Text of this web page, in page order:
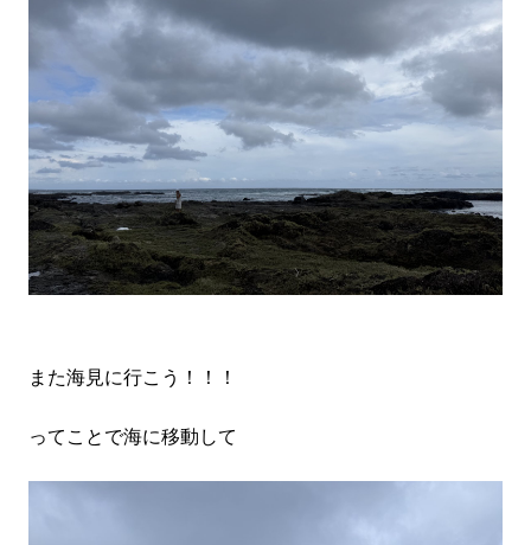
また海見に行こう！！！
ってことで海に移動して